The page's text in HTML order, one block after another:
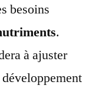
besoins
.
à ajuster